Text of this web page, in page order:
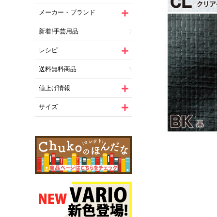
メーカー・ブランド
新着!手芸用品
レシピ
送料無料商品
値上げ情報
サイズ